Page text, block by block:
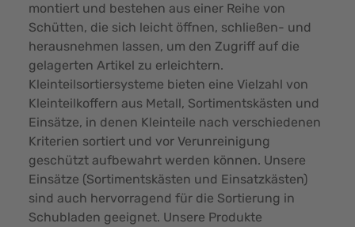
montiert und bestehen aus einer Reihe von
Schütten, die sich leicht öffnen, schließen- und
herausnehmen lassen, um den Zugriff auf die
gelagerten Artikel zu erleichtern.
Kleinteilsortiersysteme bieten eine Vielzahl von
Kleinteilkoffern aus Metall, Sortimentskästen und
Einsätze, in denen Kleinteile nach verschiedenen
Kriterien sortiert und vor Verunreinigung
geschützt aufbewahrt werden können. Unsere
Einsätze (Sortimentskästen und Einsatzkästen)
sind auch hervorragend für die Sortierung in
Schubladen geeignet. Unsere Produkte